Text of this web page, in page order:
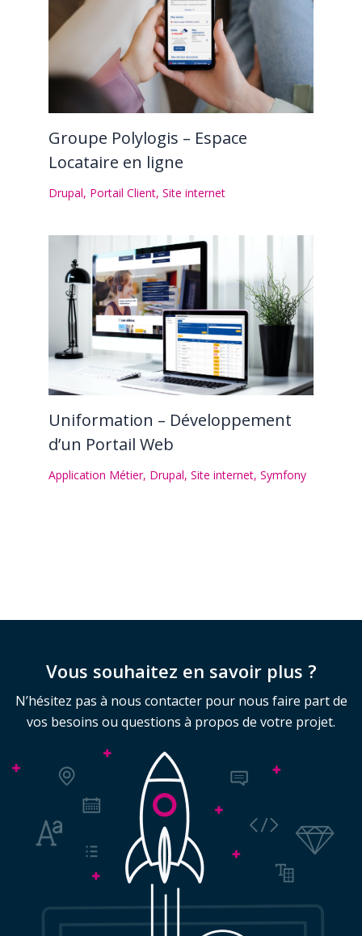
Groupe Polylogis – Espace
Locataire en ligne
Drupal, Portail Client, Site internet
Uniformation – Développement
d’un Portail Web
Application Métier, Drupal, Site internet, Symfony
Vous souhaitez en savoir plus ?
N’hésitez pas à nous contacter pour nous faire part de
vos besoins ou questions à propos de votre projet.